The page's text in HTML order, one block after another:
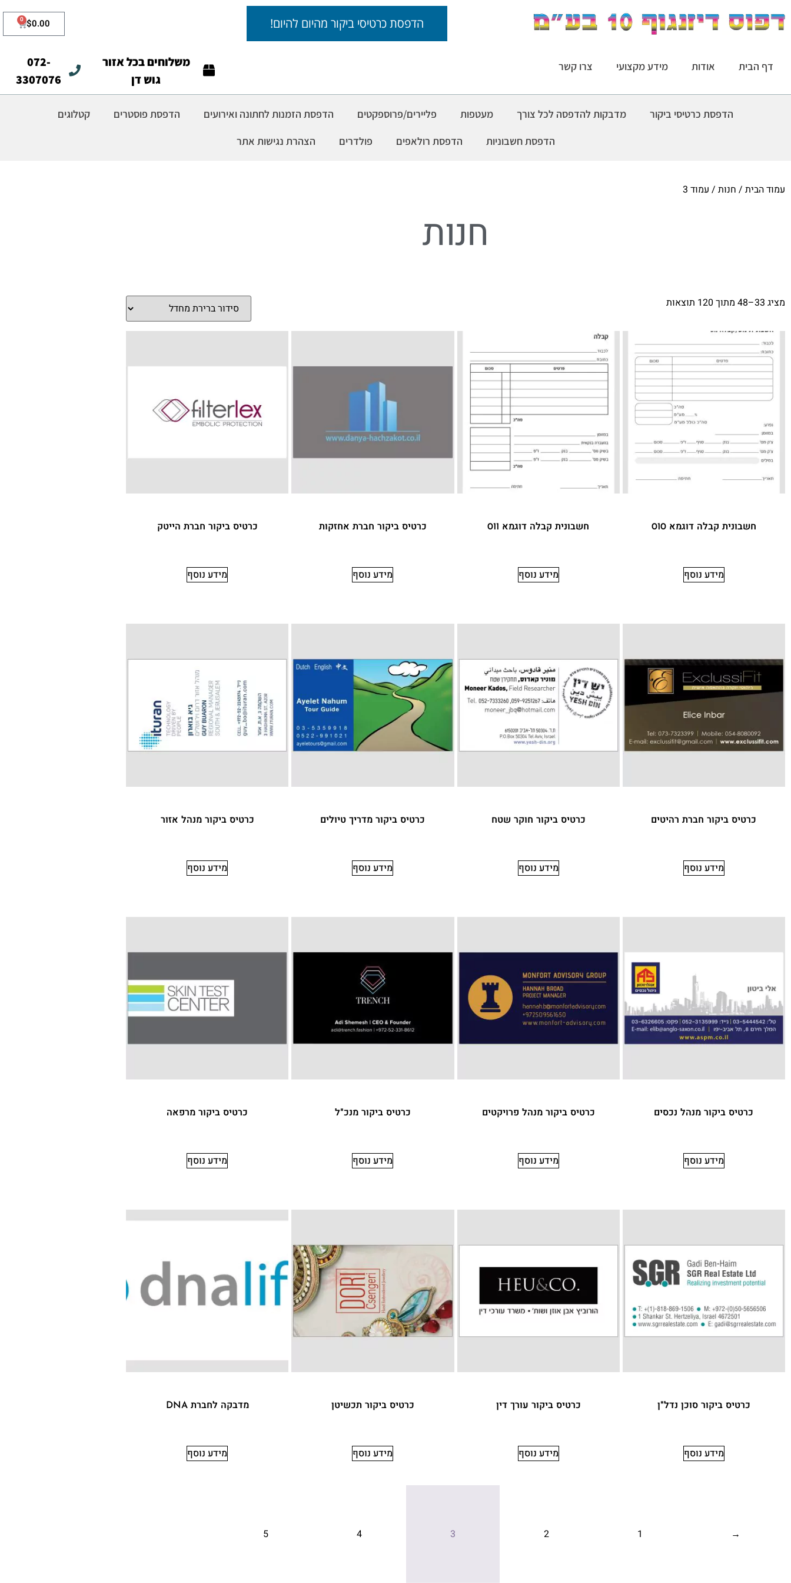
הדפסת כרטיסי ביקור מהיום להיום! $0.00
0
דף הבית אודות מידע מקצועי צרו קשר
משלוחים בכל אזור
גוש דן
072-
3307076
הדפסת כרטיסי ביקור מדבקות להדפסה לכל צורך מעטפות פליירים/פרוספקטים הדפסת הזמנות לחתונה ואירועים הדפסת פוסטרים
קטלוגים
הדפסת חשבוניות
הדפסת רולאפים פולדרים הצהרת נגישות אתר
עמוד הבית / חנות / עמוד 3
חנות
מציג 33–48 מתוך 120 תוצאות
חשבונית קבלה דוגמא 010
מידע נוסף
חשבונית קבלה דוגמא 011
מידע נוסף
כרטיס ביקור חברת אחזקות
מידע נוסף
כרטיס ביקור חברת הייטק
מידע נוסף
כרטיס ביקור חברת רהיטים
מידע נוסף
כרטיס ביקור חוקר שטח
מידע נוסף
כרטיס ביקור מדריך טיולים
מידע נוסף
כרטיס ביקור מנהל אזור
מידע נוסף
כרטיס ביקור מנהל נכסים
מידע נוסף
כרטיס ביקור מנהל פרויקטים
מידע נוסף
כרטיס ביקור מנכ"ל
מידע נוסף
כרטיס ביקור מרפאה
מידע נוסף
כרטיס ביקור סוכן נדל"ן
מידע נוסף
כרטיס ביקור עורך דין
מידע נוסף
כרטיס ביקור תכשיטן
מידע נוסף
מדבקה לחברת DNA
מידע נוסף
→
1
2
3
4
5